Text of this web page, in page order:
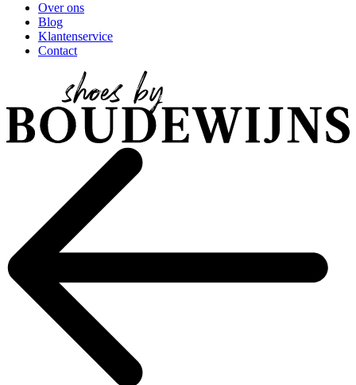
Over ons
Blog
Klantenservice
Contact